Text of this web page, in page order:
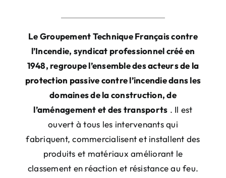
Le Groupement Technique Français contre
l’Incendie, syndicat professionnel créé en
1948, regroupe l’ensemble desacteurs de la
protection passive contre l’incendiedans les
domaines de la construction, de
l’aménagement et des transports . Il est
ouvert à tous les intervenants qui
fabriquent, commercialisent et installent des
produits et matériaux améliorant le
classement en réaction et résistance au feu.